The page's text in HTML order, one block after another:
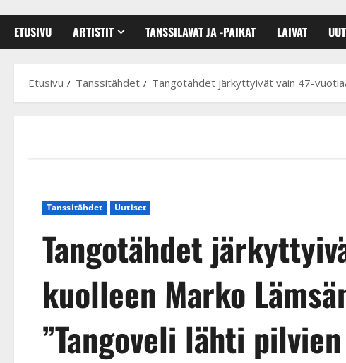
ETUSIVU ARTISTIT TANSSILAVAT JA -PAIKAT LAIVAT
Etusivu Tanssitähdet Tangotähdet järkyttyivät vain 47-
Tanssitähdet Uutiset
Tangotähdet
kuolleen Marko
”Tangoveli lähti